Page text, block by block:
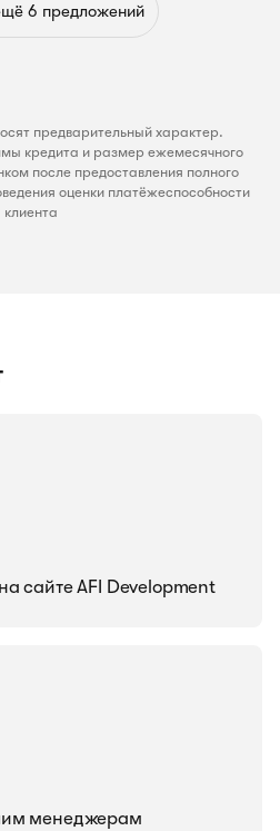
предварительный характер.
кредита и размер ежемесячного
после предоставления полного
оценки платёжеспособности
клиента
от 18%
ФД)
Ставка
от 18% Подать заявку
6 предложений
сайте AFI Development
менеджерам